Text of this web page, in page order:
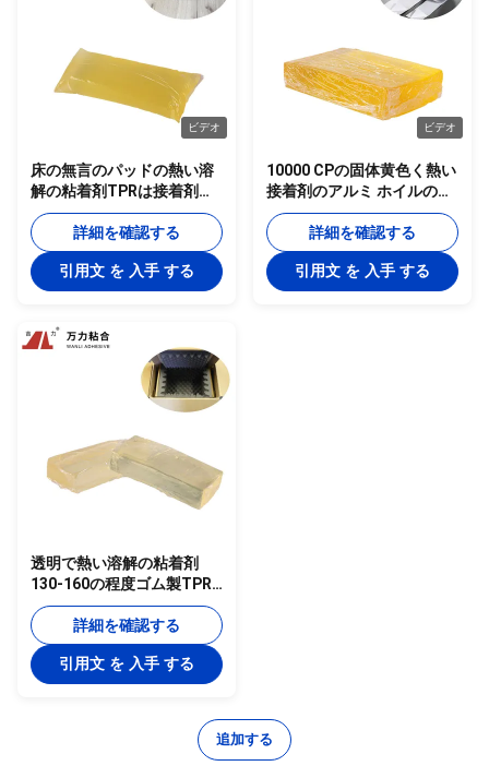
ビデオ
床の無言のパッドの熱い溶
解の粘着剤TPRは接着剤
TPR-2005ACを熱する
詳細を確認する
引用文 を 入手 する
ビデオ
10000 CPの固体黄色く熱い
接着剤のアルミ ホイルの熱
い溶解の粘着テープTPR-
7350
詳細を確認する
引用文 を 入手 する
透明で熱い溶解の粘着剤
130-160の程度ゴム製TPR-
7608
詳細を確認する
引用文 を 入手 する
追加する